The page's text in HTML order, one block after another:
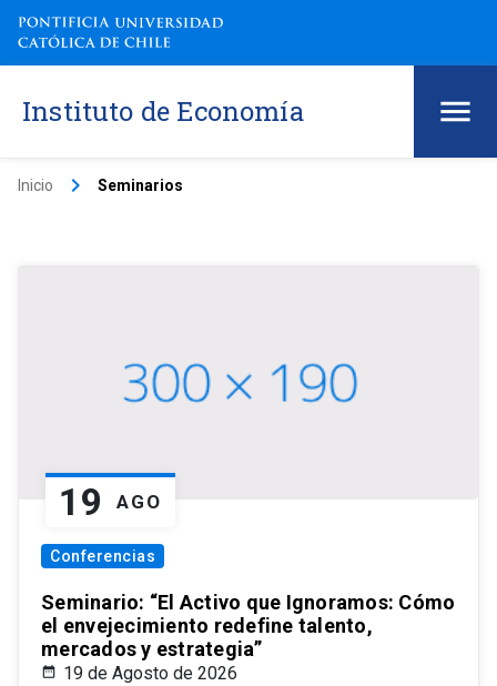
Instituto de Economía
Inicio keyboard_arrow_right Seminarios
19 AGO
Conferencias
Seminario: “El Activo que Ignoramos: Cómo
el envejecimiento redefine talento,
mercados y estrategia”
19 de Agosto de 2026